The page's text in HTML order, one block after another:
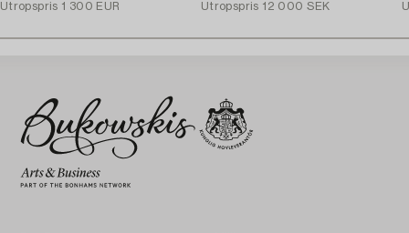
1975.
Utropspris 1 300 EUR
Utropspris 12 000 SEK